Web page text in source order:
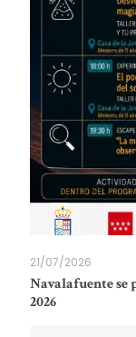
21/07/2026
Navalafuente se
2026